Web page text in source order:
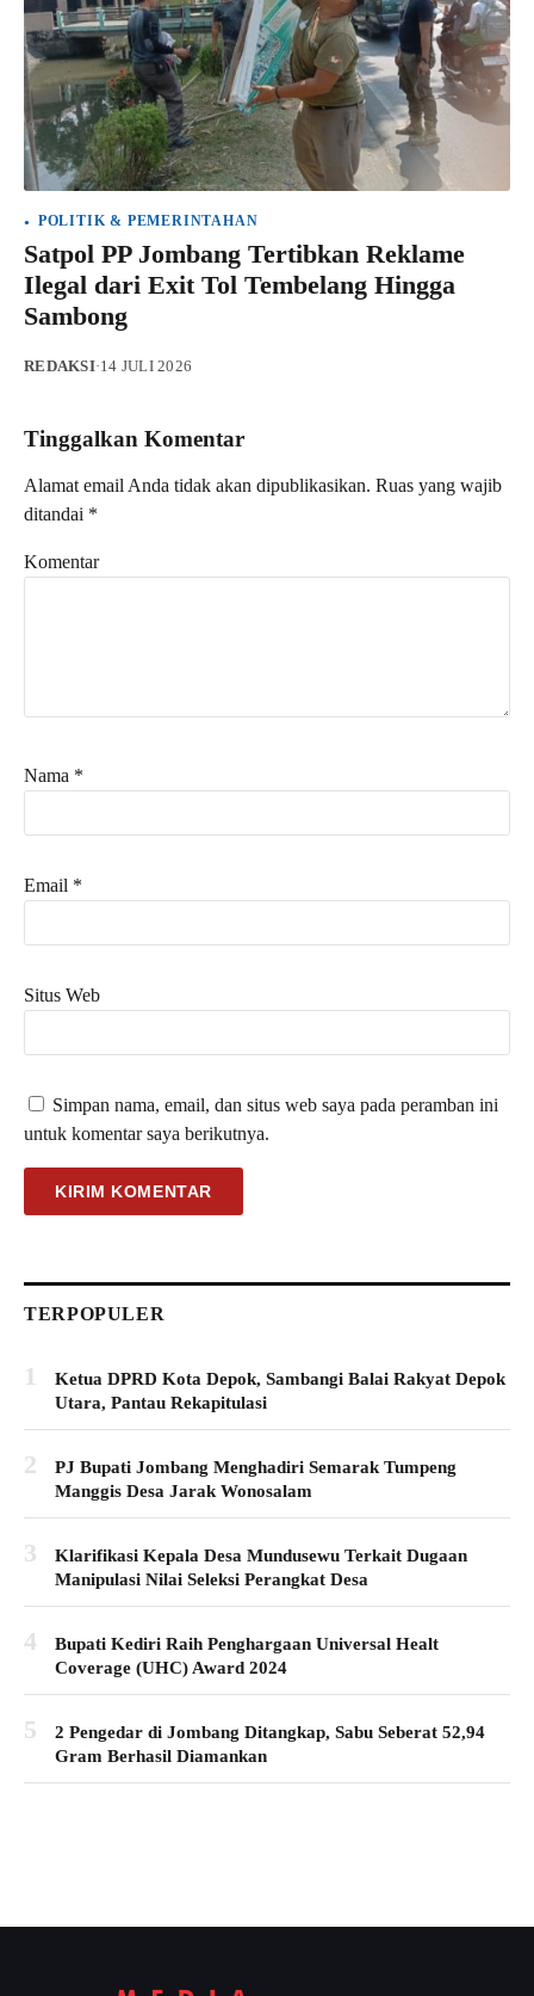
POLITIK & PEMERINTAHAN
Satpol PP Jombang Tertibkan Reklame
Ilegal dari Exit Tol Tembelang Hingga
Sambong
REDAKSI·14 JULI 2026
Tinggalkan Komentar
Alamat email Anda tidak akan dipublikasikan. Ruas yang wajib
ditandai *
Komentar
Nama *
Email *
Situs Web
Simpan nama, email, dan situs web saya pada peramban ini
untuk komentar saya berikutnya.
TERPOPULER
1
Ketua DPRD Kota Depok, Sambangi Balai Rakyat Depok
Utara, Pantau Rekapitulasi
2
PJ Bupati Jombang Menghadiri Semarak Tumpeng
Manggis Desa Jarak Wonosalam
3
Klarifikasi Kepala Desa Mundusewu Terkait Dugaan
Manipulasi Nilai Seleksi Perangkat Desa
4
Bupati Kediri Raih Penghargaan Universal Healt
Coverage (UHC) Award 2024
5
2 Pengedar di Jombang Ditangkap, Sabu Seberat 52,94
Gram Berhasil Diamankan